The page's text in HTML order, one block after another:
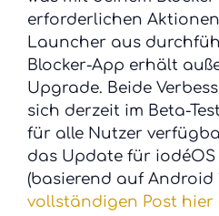
erforderlichen
Launcher aus
Blocker-App erhält
Upgrade. Beide
sich derzeit im Beta-
für alle Nutzer
das Update für iodéOS
(basierend auf Android
vollständigen Post hier